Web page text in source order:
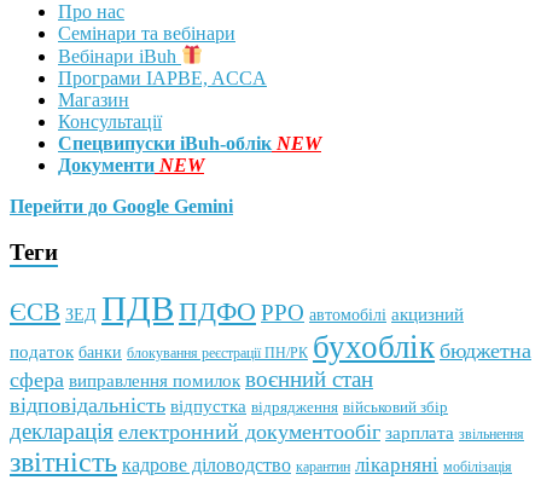
Про нас
Семінари та вебінари
Вебінари iBuh
Програми IAPBE, ACCA
Магазин
Консультації
Спецвипуски iBuh-облік NEW
Документи NEW
Перейти до Google Gemini
Теги
ЄСВ ЗЕД ПДВ ПДФО РРО автомобілі акцизний
податок банки блокування реєстрації ПН/РК бухоблік бюджетна
сфера виправлення помилок воєнний стан
відповідальність відпустка відрядження військовий збір
декларація електронний документообіг зарплата звільнення
звітність кадрове діловодство карантин лікарняні мобілізація